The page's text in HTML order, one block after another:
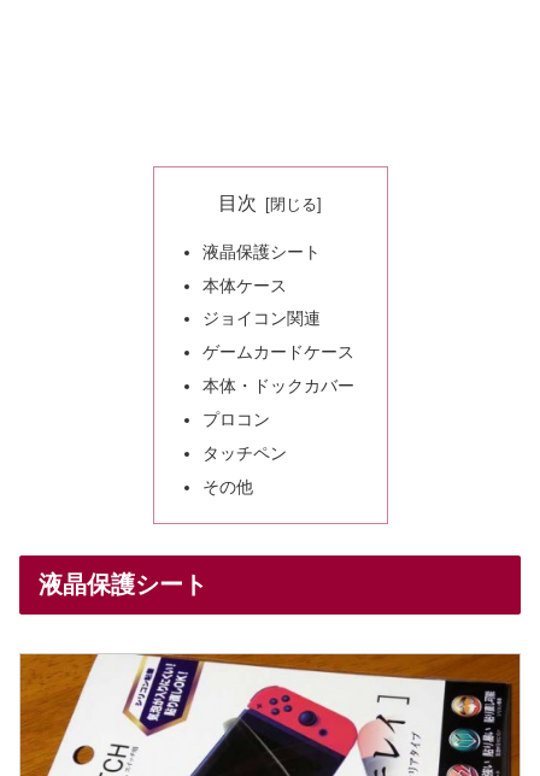
目次
液晶保護シート
本体ケース
ジョイコン関連
ゲームカードケース
本体・ドックカバー
プロコン
タッチペン
その他
液晶保護シート